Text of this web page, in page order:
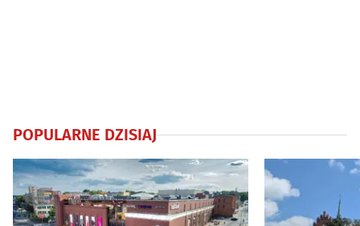
POPULARNE DZISIAJ